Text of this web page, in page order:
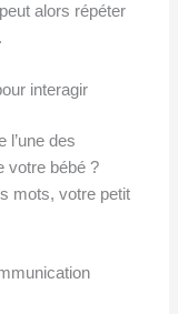
alors répéter
interagir
l’une des
votre bébé ?
mots, votre petit